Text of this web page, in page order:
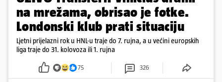
na mrežama, obrisao je fotke.
Londonski klub prati situaciju
Ljetni prijelazni rok u HNL-u traje do 7. rujna, a u većini europskih
liga traje do 31. kolovoza ili 1. rujna
75 326